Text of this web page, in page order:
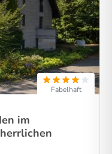
Fabelhaft
im